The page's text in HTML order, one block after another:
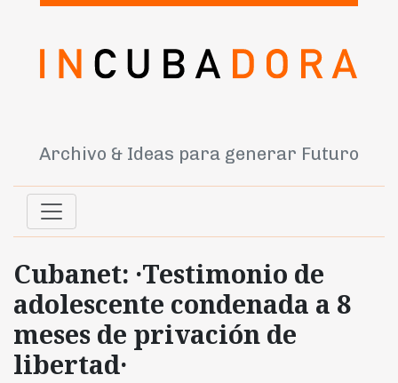
Archivo & Ideas para generar Futuro
Cubanet: ·Testimonio de
adolescente condenada a 8
meses de privación de
libertad·